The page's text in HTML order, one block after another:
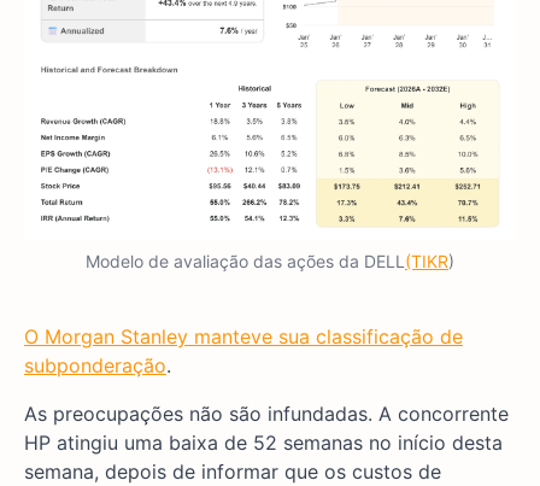
Modelo de avaliação das ações da DELL (TIKR)
O Morgan Stanley manteve sua classificação de
subponderação.
As preocupações não são infundadas. A concorrente
HP atingiu uma baixa de 52 semanas no início desta
semana, depois de informar que os custos de